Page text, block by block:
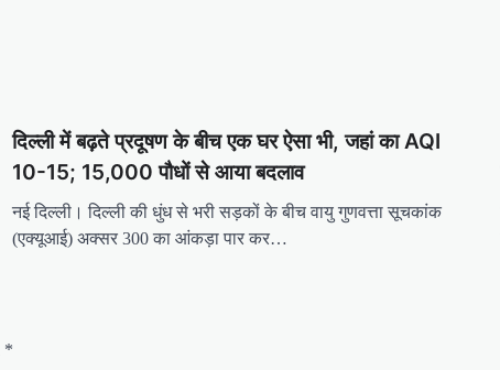
दिल्ली में बढ़ते प्रदूषण के बीच एक घर ऐसा भी, जहां का AQI
10-15; 15,000 पौधों से आया बदलाव
नई दिल्ली। दिल्ली की धुंध से भरी सड़कों के बीच वायु गुणवत्ता सूचकांक
(एक्यूआई) अक्सर 300 का आंकड़ा पार कर…
*